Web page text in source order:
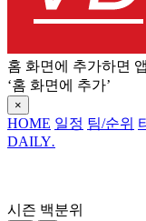
홈 화면에 추가하면
‘홈 화면에 추가’
×
HOME 일정 팀/순위
DAILY.
시즌 백분위